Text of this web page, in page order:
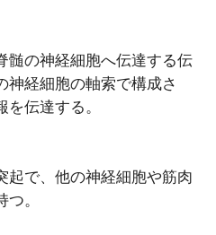
髄の神経細胞へ伝達する伝
神経細胞の軸索で構成さ
伝達する。
起で、他の神経細胞や筋肉
。